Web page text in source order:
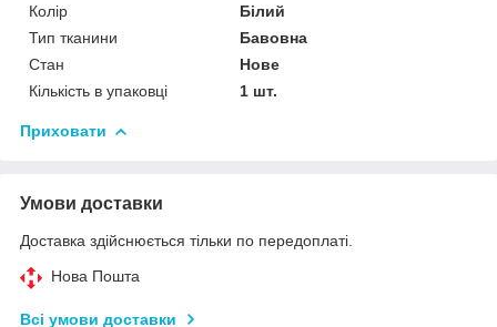
Колір
Білий
Тип тканини
Бавовна
Стан
Нове
Кількість в упаковці
1 шт.
Приховати
Умови доставки
Доставка здійснюється тільки по передоплаті.
Нова Пошта
Всі умови доставки